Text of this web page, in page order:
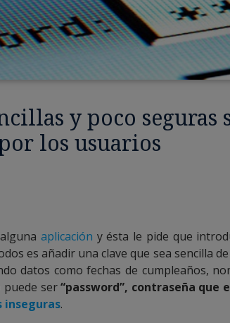
y poco seguras
los usuarios
aplicación y ésta le pide que
es añadir una clave que sea sencilla
datos como fechas de cumpleaños,
puede ser“password”, contraseña que
inseguras.